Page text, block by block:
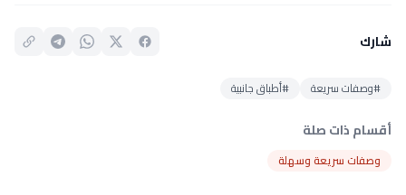
شارك
#وصفات سريعة #أطباق جانبية
أقسام ذات صلة
وصفات سريعة وسهلة